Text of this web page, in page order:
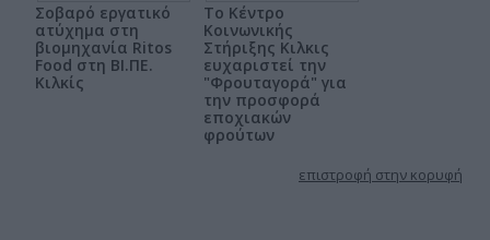
Σοβαρό εργατικό
ατύχημα στη
βιομηχανία Ritos
Food στη ΒΙ.ΠΕ.
Κιλκίς
Το Κέντρο
Κοινωνικής
Στήριξης Κιλκις
ευχαριστεί την
"Φρουταγορά" για
την προσφορά
εποχιακών
φρούτων
επιστροφή στην κορυφή